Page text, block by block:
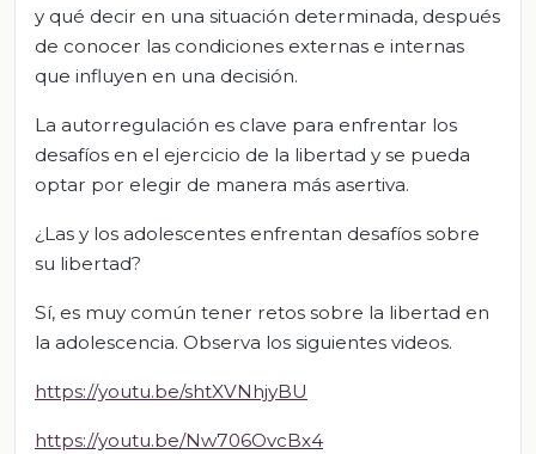
y qué decir en una situación determinada, después
de conocer las condiciones externas e internas
que influyen en una decisión.
La autorregulación es clave para enfrentar los
desafíos en el ejercicio de la libertad y se pueda
optar por elegir de manera más asertiva.
¿Las y los adolescentes enfrentan desafíos sobre
su libertad?
Sí, es muy común tener retos sobre la libertad en
la adolescencia. Observa los siguientes videos.
https://youtu.be/shtXVNhjyBU
https://youtu.be/Nw706OvcBx4